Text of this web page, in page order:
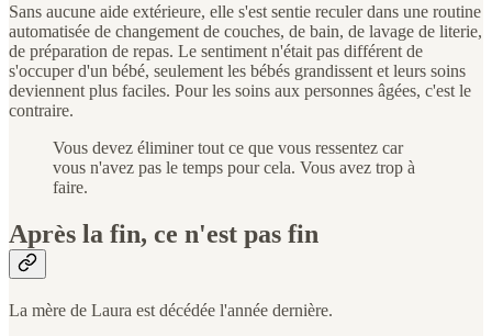
Sans aucune aide extérieure, elle s'est sentie reculer dans une routine
automatisée de changement de couches, de bain, de lavage de literie,
de préparation de repas. Le sentiment n'était pas différent de
s'occuper d'un bébé, seulement les bébés grandissent et leurs soins
deviennent plus faciles. Pour les soins aux personnes âgées, c'est le
contraire.
Vous devez éliminer tout ce que vous ressentez car
vous n'avez pas le temps pour cela. Vous avez trop à
faire.
Après la fin, ce n'est pas fin
La mère de Laura est décédée l'année dernière.